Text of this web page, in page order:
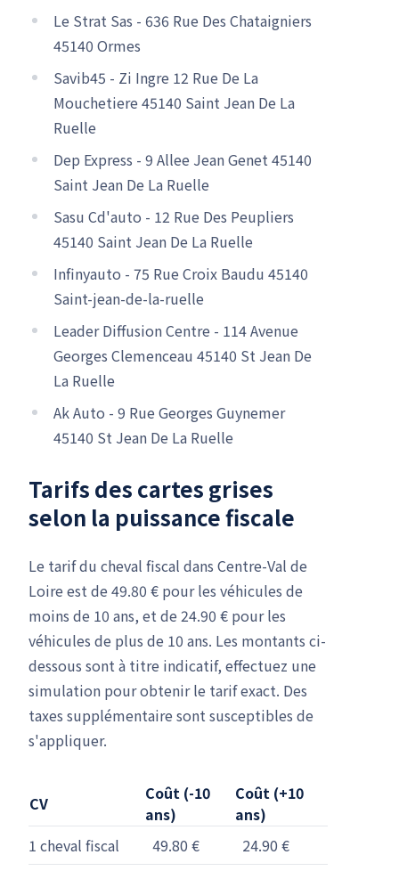
Le Strat Sas - 636 Rue Des Chataigniers
45140 Ormes
Savib45 - Zi Ingre 12 Rue De La
Mouchetiere 45140 Saint Jean De La
Ruelle
Dep Express - 9 Allee Jean Genet 45140
Saint Jean De La Ruelle
Sasu Cd'auto - 12 Rue Des Peupliers
45140 Saint Jean De La Ruelle
Infinyauto - 75 Rue Croix Baudu 45140
Saint-jean-de-la-ruelle
Leader Diffusion Centre - 114 Avenue
Georges Clemenceau 45140 St Jean De
La Ruelle
Ak Auto - 9 Rue Georges Guynemer
45140 St Jean De La Ruelle
Tarifs des cartes grises
selon la puissance fiscale
Le tarif du cheval fiscal dans Centre-Val de
Loire est de 49.80 € pour les véhicules de
moins de 10 ans, et de 24.90 € pour les
véhicules de plus de 10 ans. Les montants ci-
dessous sont à titre indicatif, effectuez une
simulation pour obtenir le tarif exact. Des
taxes supplémentaire sont susceptibles de
s'appliquer.
CV
Coût (-10
ans)
Coût (+10
ans)
1 cheval fiscal
49.80 €
24.90 €